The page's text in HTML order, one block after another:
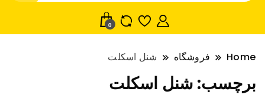
0
Home فروشگاه شنل اسکلت
برچسب: شنل اسکلت